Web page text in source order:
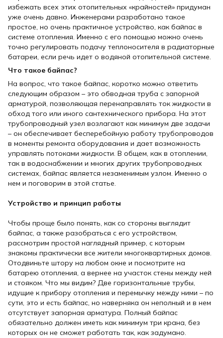
избежать всех этих отопительных «крайностей» придуман
уже очень давно. Инженерами разработано такое
простое, но очень практичное устройство, как байпас в
системе отопления. Именно с его помощью можно очень
точно регулировать подачу теплоносителя в радиаторные
батареи, если речь идет о водяной отопительной системе.
Что такое байпас?
На вопрос, что такое байпас, коротко можно ответить
следующим образом – это обводная труба с запорной
арматурой, позволяющая перенаправлять ток жидкости в
обход того или иного сантехнического прибора. На этот
трубопроводный узел возлагают как минимум две задачи
– он обеспечивает бесперебойную работу трубопроводов
в моменты ремонта оборудования и дает возможность
управлять потоками жидкости. В общем, как в отоплении,
так в водоснабжении и многих других трубопроводных
системах, байпас является незаменимым узлом. Именно о
нем и поговорим в этой статье.
Устройство и принцип работы
Чтобы проще было понять, как со стороны выглядит
байпас, а также разобраться с его устройством,
рассмотрим простой наглядный пример, с которым
знакомы практически все жители многоквартирных домов.
Отодвиньте штору на любом окне и посмотрите на
батарею отопления, а вернее на участок стены между ней
и стояком. Что мы видим? Две горизонтальные трубы,
идущие к прибору отопления и перемычку между ними – по
сути, это и есть байпас, но наверняка он неполный и в нем
отсутствует запорная арматура. Полный байпас
обязательно должен иметь как минимум три крана, без
которых он не сможет работать так, как задумано.